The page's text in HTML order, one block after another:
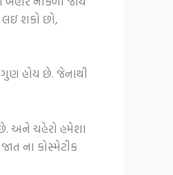
શકો છો,
હોય છે. જેનાથી
છે. અને ચહેરો હમેશા
ના કોસ્મેટીક